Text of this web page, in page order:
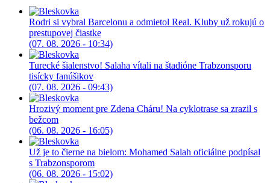
Rodri si vybral Barcelonu a odmietol Real. Kluby už rokujú o
prestupovej čiastke
(07. 08. 2026 - 10:34)
Turecké šialenstvo! Salaha vítali na štadióne Trabzonsporu
tisícky fanúšikov
(07. 08. 2026 - 09:43)
Hrozivý moment pre Zdena Cháru! Na cyklotrase sa zrazil s
bežcom
(06. 08. 2026 - 16:05)
Už je to čierne na bielom: Mohamed Salah oficiálne podpísal
s Trabzonsporom
(06. 08. 2026 - 15:02)